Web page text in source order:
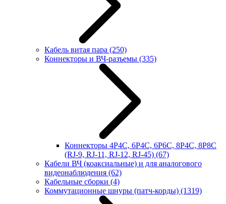
Кабель витая пара (250)
Коннекторы и ВЧ-разъемы (335)
Коннекторы 4P4C, 6P4C, 6P6C, 8P4C, 8P8C
(RJ-9, RJ-11, RJ-12, RJ-45) (67)
Кабели ВЧ (коаксиальные) и для аналогового
видеонаблюдения (62)
Кабельные сборки (4)
Коммутационные шнуры (патч-корды) (1319)